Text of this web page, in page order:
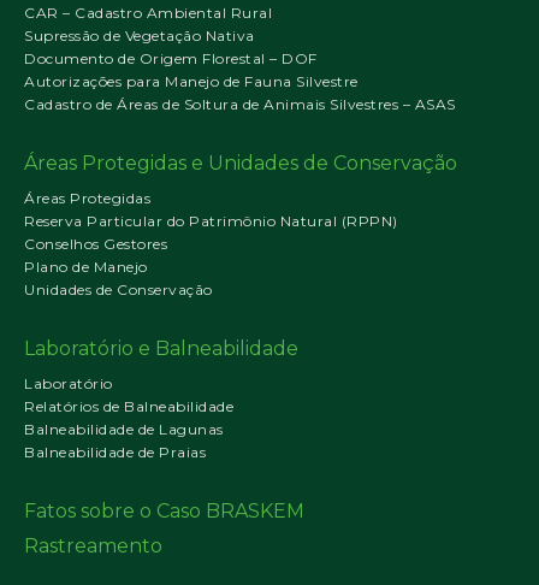
CAR – Cadastro Ambiental Rural
Supressão de Vegetação Nativa
Documento de Origem Florestal – DOF
Autorizações para Manejo de Fauna Silvestre
Cadastro de Áreas de Soltura de Animais Silvestres – ASAS
Áreas Protegidas e Unidades de Conservação
Áreas Protegidas
Reserva Particular do Patrimônio Natural (RPPN)
Conselhos Gestores
Plano de Manejo
Unidades de Conservação
Laboratório e Balneabilidade
Laboratório
Relatórios de Balneabilidade
Balneabilidade de Lagunas
Balneabilidade de Praias
Fatos sobre o Caso BRASKEM
Rastreamento